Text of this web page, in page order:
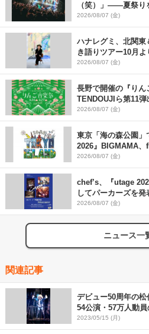
（笑）」――夏祭り
ペシャルライブ『色
2026/08/07 (金)
ハナレグミ、北関東
き語りツアー10月よ
2026/08/07 (金)
長野で開催の『りん
TENDOUJIら第11
発表
2026/08/07 (金)
東京「海の森公園
2026』BIGMAMA
発表 ワークショッ
2026/08/07 (金)
chef’s、『utage
してパーカーズを発
2026/08/07 (金)
ニュース一
関連記事
デビュー50周年の
54公演・57万人動
アリーナMMで開幕
2023/05/15 (月)